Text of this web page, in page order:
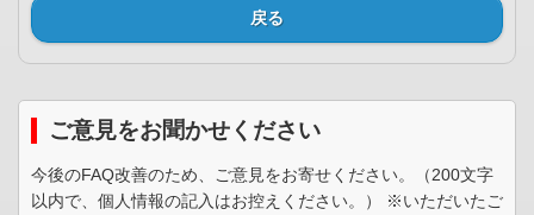
戻る
ご意見をお聞かせください
今後のFAQ改善のため、ご意見をお寄せください。（200文字
以内で、個人情報の記入はお控えください。） ※いただいたご